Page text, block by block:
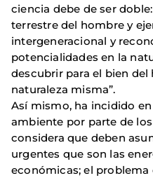
ciencia debe de ser
terrestre del hombre y
intergeneracional y
potencialidades en la
descubrir para el bien del
naturaleza misma”.
Así mismo, ha incidido
ambiente por parte de
considera que deben
urgentes que son las
económicas; el problema